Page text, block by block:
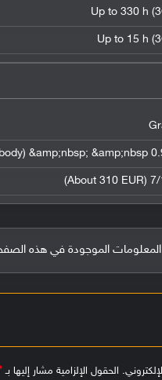
Up to 330 h
Up to 15 h
0.91 W/kg (head) &amp;nbsp;
7/10
الموجودة في هذه الصفحة بنسبة 100%، وفي حالة
الحقول الإلزامية مشار إليها بـ